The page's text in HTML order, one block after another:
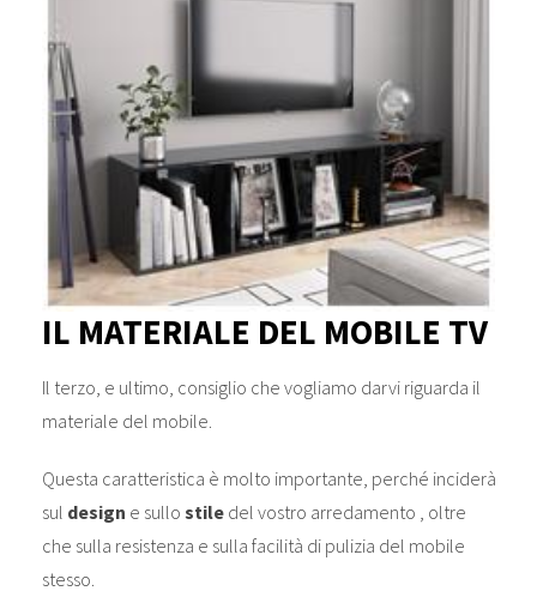
IL MATERIALE DEL MOBILE TV
Il terzo, e ultimo, consiglio che vogliamo darvi riguarda il
materiale del mobile.
Questa caratteristica è molto importante, perché inciderà
sul design e sullo stiledel vostro arredamento , oltre
che sulla resistenza e sulla facilità di pulizia del mobile
stesso.